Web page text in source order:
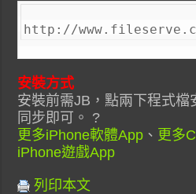
http://
安裝方式
安裝前需JB，點兩下程式檔
同步即可。 ?
更多iPhone軟體App 、 更多
iPhone遊戲App
列印本文